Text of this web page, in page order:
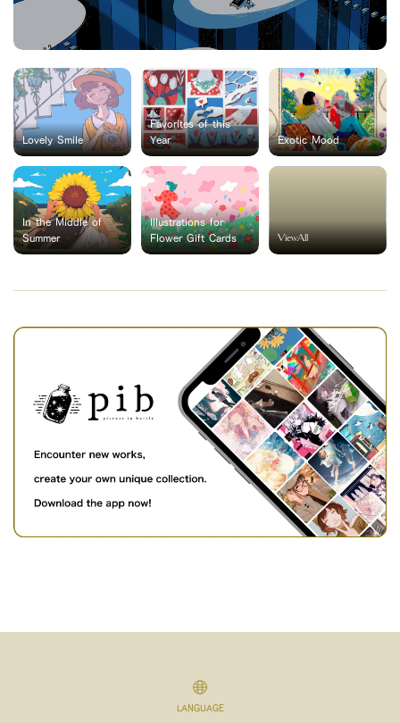
Lovely Smile
Favorites of this
Year
Exotic Mood
In the Middle of
Summer
Illustrations for
Flower Gift Cards
ViewAll
LANGUAGE